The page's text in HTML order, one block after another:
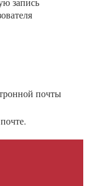
почты